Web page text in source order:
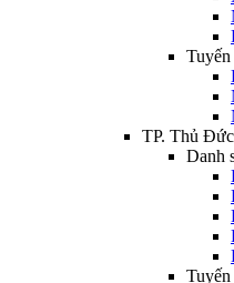
TP. Thủ Đức
Danh